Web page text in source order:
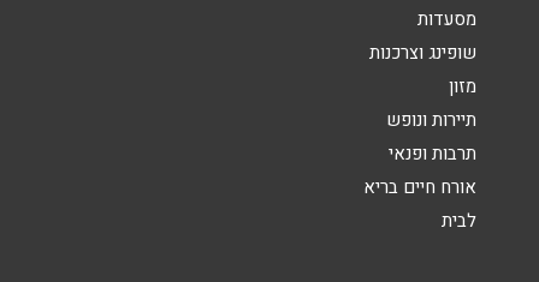
מסעדות
שופינג וצרכנות
מזון
תיירות ונופש
תרבות ופנאי
אורח חיים בריא
לבית